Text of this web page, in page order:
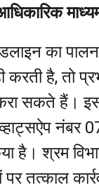
का
है, तो
सकते हैं।
नंबर
है। श्रम
तत्काल